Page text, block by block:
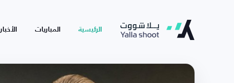
الرئيسية المباريات الأخبار